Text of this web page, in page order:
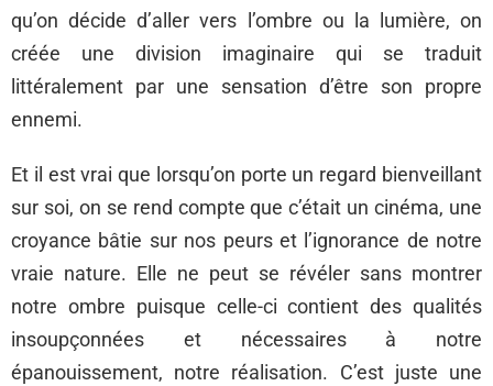
qu’on décide d’aller vers l’ombre ou la lumière, on
créée une division imaginaire qui se traduit
littéralement par une sensation d’être son propre
ennemi.
Et il est vrai que lorsqu’on porte un regard bienveillant
sur soi, on se rend compte que c’était un cinéma, une
croyance bâtie sur nos peurs et l’ignorance de notre
vraie nature. Elle ne peut se révéler sans montrer
notre ombre puisque celle-ci contient des qualités
insoupçonnées et nécessaires à notre
épanouissement, notre réalisation. C’est juste une